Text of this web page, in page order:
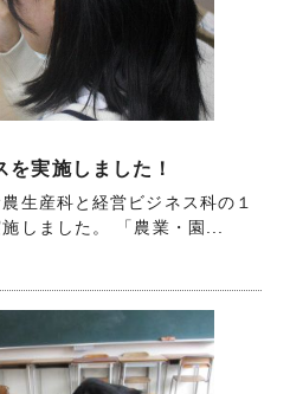
を実施しました！
生産科と経営ビジネス科の１
しました。 「農業・園...